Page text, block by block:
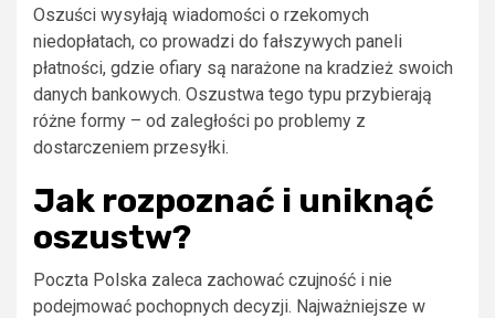
Oszuści wysyłają wiadomości o rzekomych
niedopłatach, co prowadzi do fałszywych paneli
płatności, gdzie ofiary są narażone na kradzież swoich
danych bankowych. Oszustwa tego typu przybierają
różne formy – od zaległości po problemy z
dostarczeniem przesyłki.
Jak rozpoznać i uniknąć
oszustw?
Poczta Polska zaleca zachować czujność i nie
podejmować pochopnych decyzji. Najważniejsze w